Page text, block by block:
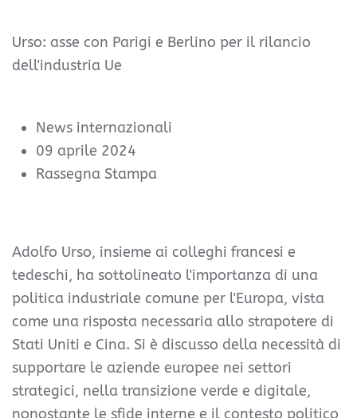
Urso: asse con Parigi e Berlino per il rilancio
dell'industria Ue
News internazionali
09 aprile 2024
Rassegna Stampa
Adolfo Urso, insieme ai colleghi francesi e
tedeschi, ha sottolineato l'importanza di una
politica industriale comune per l'Europa, vista
come una risposta necessaria allo strapotere di
Stati Uniti e Cina. Si è discusso della necessità di
supportare le aziende europee nei settori
strategici, nella transizione verde e digitale,
nonostante le sfide interne e il contesto politico